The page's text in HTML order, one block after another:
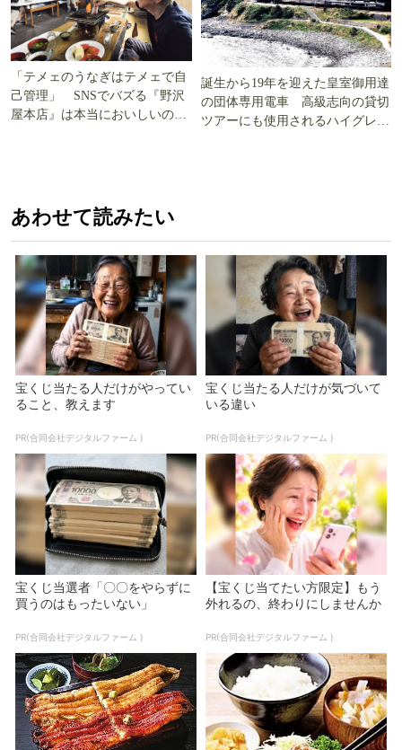
「テメェのうなぎはテメェで自
己管理」 SNSでバズる『野沢
屋本店』は本当においしいの
誕生から19年を迎えた皇室御用達
の団体専用電車 高級志向の貸切
ツアーにも使用されるハイグレー
あわせて読みたい
宝くじ当たる人だけがやってい
ること、教えます
PR(合同会社デジタルファーム )
宝くじ当たる人だけが気づいて
いる違い
PR(合同会社デジタルファーム )
宝くじ当選者「〇〇をやらずに
買うのはもったいない」
PR(合同会社デジタルファーム )
【宝くじ当てたい方限定】もう
外れるの、終わりにしませんか
PR(合同会社デジタルファーム )